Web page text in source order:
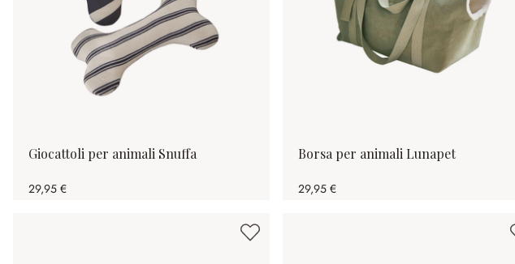
Giocattoli per animali Snuffa
29,95 €
Borsa per animali Lunapet
29,95 €